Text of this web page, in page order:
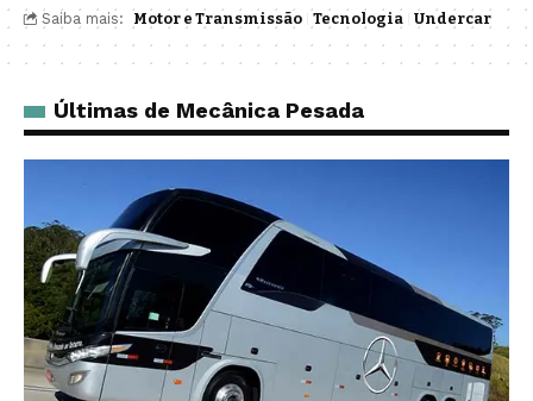
Saiba mais: Motor e Transmissão Tecnologia Undercar
Últimas de Mecânica Pesada